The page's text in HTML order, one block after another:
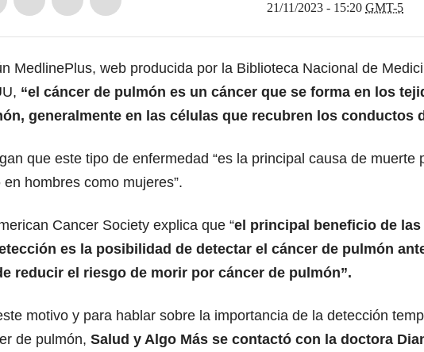
21/11/2023 - 15:20 GMT-5
MedlinePlus, web producida por la Biblioteca Nacional de
“el cáncer de pulmón es un cáncer que se forma en los
generalmente en las células que recubren los conductos
que este tipo de enfermedad “es la principal causa de muerte
en hombres como mujeres”.
Cancer Society explica que “el principal beneficio de
es la posibilidad de detectar el cáncer de pulmón
reducir el riesgo de morir por cáncer de pulmón”.
motivo y para hablar sobre la importancia de la detección
de pulmón, Salud y Algo Más se contactó con la doctora